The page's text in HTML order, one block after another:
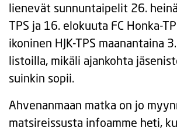
lienevät sunnuntaipelit 26.
TPS ja 16. elokuuta FC Honka-
ikoninen HJK-TPS maanantaina
listoilla, mikäli ajankohta
suinkin sopii.
Ahvenanmaan matka on jo
matsireissusta infoamme heti,